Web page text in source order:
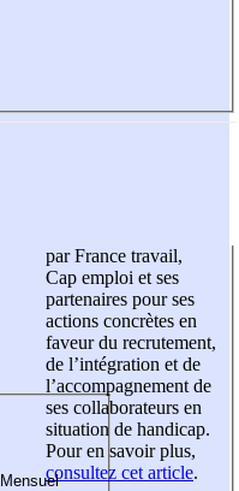
par France travail,
Cap emploi et ses
partenaires pour ses
actions concrètes en
faveur du recrutement,
de l’intégration et de
l’accompagnement de
ses collaborateurs en
situation de handicap.
Pour en savoir plus,
consultez cet article.